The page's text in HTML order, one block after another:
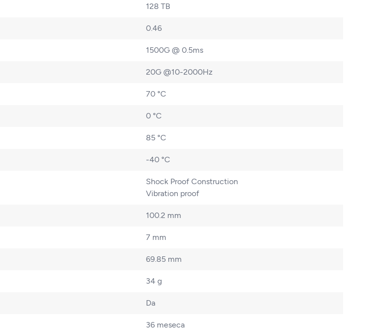
128 TB
0.46
1500G @ 0.5ms
20G @10-2000Hz
70 °C
0 °C
85 °C
-40 °C
Shock Proof Construction
Vibration proof
100.2 mm
7 mm
69.85 mm
34 g
Da
36 meseca